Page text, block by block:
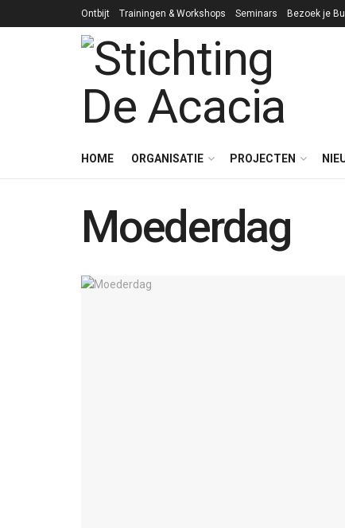
Ontbijt Trainingen & Workshops Seminars Bezoek je
HOME ORGANISATIE PROJECTEN
Moederdag